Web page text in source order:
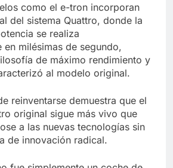
como el e-tron incorporan
del sistema Quattro, donde la
se realiza
en milésimas de segundo,
de máximo rendimiento y
al modelo original.
reinventarse demuestra que el
original sigue más vivo que
a las nuevas tecnologías sin
de innovación radical.